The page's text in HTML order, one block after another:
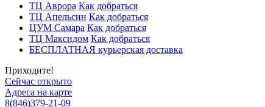
ТЦ Аврора Как добраться
ТЦ Апельсин Как добраться
ЦУМ Самара Как добраться
ТЦ Максидом Как добраться
БЕСПЛАТНАЯ курьерская доставка
Приходите!
Сейчас открыто
Адреса на карте
8(846)379-21-09